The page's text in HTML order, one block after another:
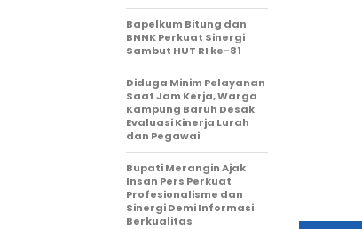
Bapelkum Bitung dan
BNNK Perkuat Sinergi
Sambut HUT RI ke-81
Diduga Minim Pelayanan
Saat Jam Kerja, Warga
Kampung Baruh Desak
Evaluasi Kinerja Lurah
dan Pegawai
Bupati Merangin Ajak
Insan Pers Perkuat
Profesionalisme dan
Sinergi Demi Informasi
Berkualitas